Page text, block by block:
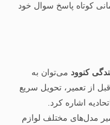
کوتاه پاسخ سوال خود
کنوود می‌توان به
از تعمیر، تحویل سریع
اشاره کرد.
مدل‌های مختلف لوازم